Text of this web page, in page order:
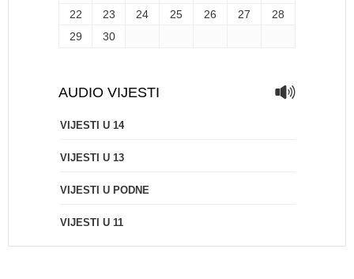
22
23 24 25 26 27
28
29
30
AUDIO VIJESTI
VIJESTI U 14
VIJESTI U 13
VIJESTI U PODNE
VIJESTI U 11